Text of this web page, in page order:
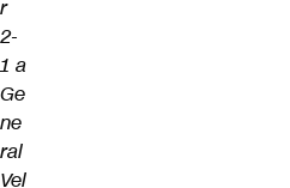
r
2-
1 a
Ge
ne
ral
Vel